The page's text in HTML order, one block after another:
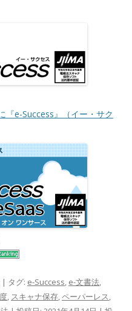
『e-Success』（イー・サク
| タグ: e-Success, e-文書法,
, スキャナ保存,ペーパーレス,